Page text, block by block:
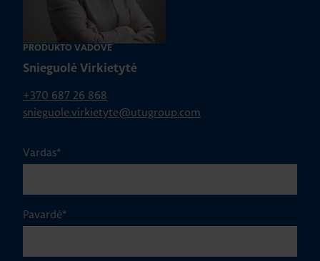
PRODUKTO VADOVĖ
Snieguolė Virkietytė
+370 687 26 868
snieguole.virkietyte@utugroup.com
Vardas*
Pavardė*